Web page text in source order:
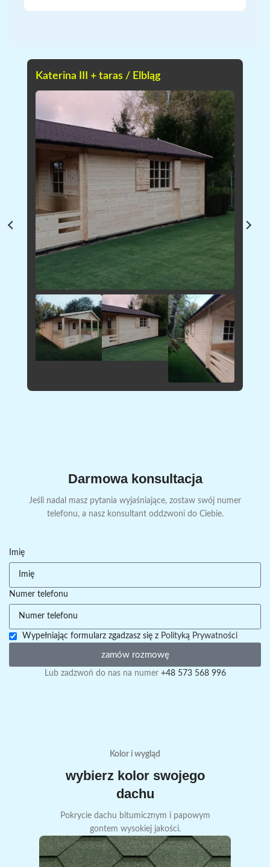
Katerina III + taras / Elbląg
Darmowa konsultacja
Jeśli nadal masz pytania wyjaśniające, zostaw swój numer
telefonu, a nasz konsultant oddzwoni do Ciebie.
Imię
Numer telefonu
Wypełniając formularz zgadzasz się z Polityką Prywatności
zamów rozmowę
Lub zadzwoń do nas na numer +48 573 568 996
Kolor i wygląd
wybierz kolor swojego
dachu
Pokrycie dachu bitumicznym i papowym
gontem wysokiej jakości.